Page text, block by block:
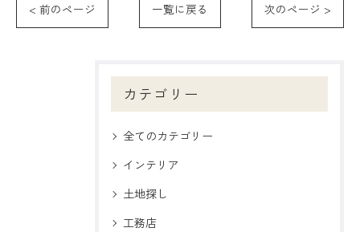
< 前のページ 一覧に戻る 次のページ >
カテゴリー
全てのカテゴリー
インテリア
土地探し
工務店